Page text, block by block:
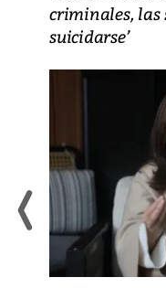
criminales, las
suicidarse’